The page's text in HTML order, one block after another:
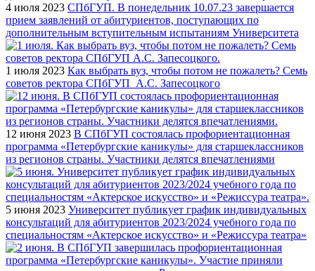
4 июля 2023 СПбГУП. В понедельник 10.07.23 завершается
прием заявлений от абитуриентов, поступающих по
дополнительным вступительным испытаниям Университета
1 июля 2023 Как выбрать вуз, чтобы потом не пожалеть? Семь
советов ректора СПбГУП А.С. Запесоцкого
12 июня 2023 В СПбГУП состоялась профориентационная
программа «Петербургские каникулы» для старшеклассников
из регионов страны. Участники делятся впечатлениями
5 июня 2023 Университет публикует график индивидуальных
консультаций для абитуриентов 2023/2024 учебного года по
специальностям «Актерское искусство» и «Режиссура театра»